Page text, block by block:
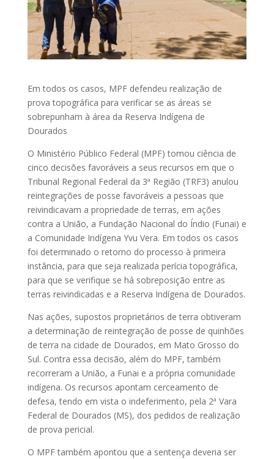
Em todos os casos, MPF defendeu realização de
prova topográfica para verificar se as áreas se
sobrepunham à área da Reserva Indígena de
Dourados
O Ministério Público Federal (MPF) tomou ciência de
cinco decisões favoráveis a seus recursos em que o
Tribunal Regional Federal da 3ª Região (TRF3) anulou
reintegrações de posse favoráveis a pessoas que
reivindicavam a propriedade de terras, em ações
contra a União, a Fundação Nacional do Índio (Funai) e
a Comunidade Indígena Yvu Vera. Em todos os casos
foi determinado o retorno do processo à primeira
instância, para que seja realizada perícia topográfica,
para que se verifique se há sobreposição entre as
terras reivindicadas e a Reserva Indígena de Dourados.
Nas ações, supostos proprietários de terra obtiveram
a determinação de reintegração de posse de quinhões
de terra na cidade de Dourados, em Mato Grosso do
Sul. Contra essa decisão, além do MPF, também
recorreram a União, a Funai e a própria comunidade
indígena. Os recursos apontam cerceamento de
defesa, tendo em vista o indeferimento, pela 2ª Vara
Federal de Dourados (MS), dos pedidos de realização
de prova pericial.
O MPF também apontou que a sentença deveria ser